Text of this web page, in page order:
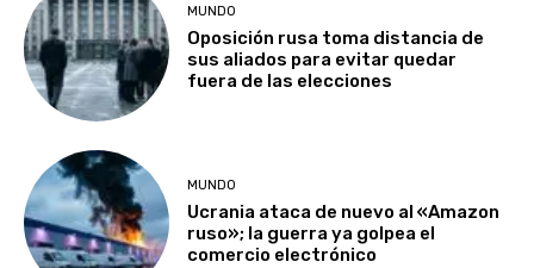
MUNDO
Oposición rusa toma distancia de
sus aliados para evitar quedar
fuera de las elecciones
MUNDO
Ucrania ataca de nuevo al «Amazon
ruso»; la guerra ya golpea el
comercio electrónico